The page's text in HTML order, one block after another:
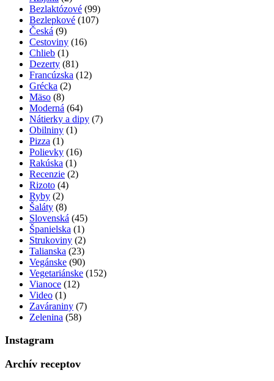
Bezlaktózové (99)
Bezlepkové (107)
Česká (9)
Cestoviny (16)
Chlieb (1)
Dezerty (81)
Francúzska (12)
Grécka (2)
Mäso (8)
Moderná (64)
Nátierky a dipy (7)
Obilniny (1)
Pizza (1)
Polievky (16)
Rakúska (1)
Recenzie (2)
Rizoto (4)
Ryby (2)
Šaláty (8)
Slovenská (45)
Španielska (1)
Strukoviny (2)
Talianska (23)
Vegánske (90)
Vegetariánske (152)
Vianoce (12)
Video (1)
Zaváraniny (7)
Zelenina (58)
Instagram
Archív receptov